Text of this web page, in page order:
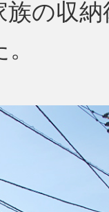
族の収納